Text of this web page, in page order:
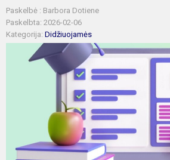
Paskelbė : Barbora Dotiene
Paskelbta: 2026-02-06
Kategorija: Didžiuojamės